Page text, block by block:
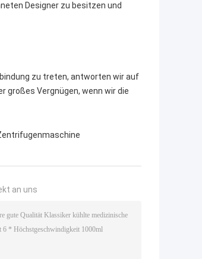
Designer zu besitzen und
zu treten, antworten wir auf
großes Vergnügen, wenn wir die
an uns